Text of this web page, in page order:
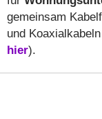
gemeinsam
und
hier).